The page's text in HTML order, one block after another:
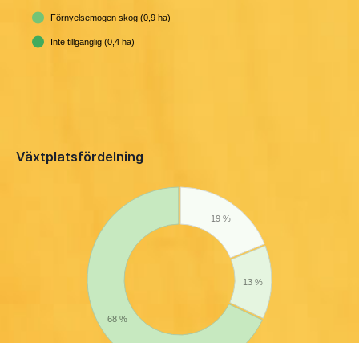
Förnyelsemogen skog (0,9 ha)
Inte tillgänglig (0,4 ha)
Växtplatsfördelning
19 %
13 %
68 %